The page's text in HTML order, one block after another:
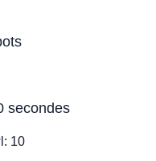
secondes
10